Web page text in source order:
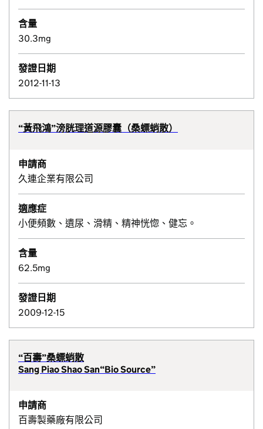
含量
30.3mg
發證日期
2012-11-13
“黃飛鴻”滂胱理道源膠囊（桑螵蛸散）
申請商
久連企業有限公司
適應症
小便頻數、遺尿、滑精、精神恍惚、健忘。
含量
62.5mg
發證日期
2009-12-15
“百壽”桑螵蛸散
Sang Piao Shao San“Bio Source”
申請商
百壽製藥廠有限公司